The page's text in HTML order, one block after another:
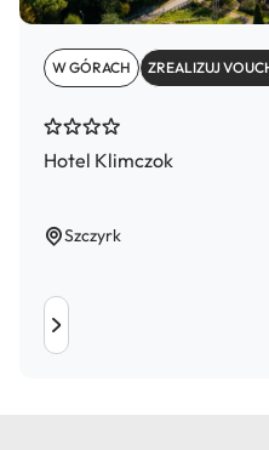
W GÓRACH ZREALIZUJ
Hotel Klimczok
Szczyrk